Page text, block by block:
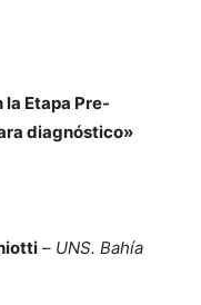
la Etapa Pre-
diagnóstico»
– UNS. Bahía